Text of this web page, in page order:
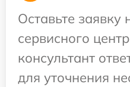
Оставьте заявку
сервисного
консультант
для уточнения